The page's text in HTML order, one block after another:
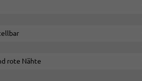
rote Nähte